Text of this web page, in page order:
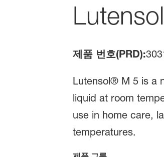
제품 번호(PRD):
Lutensol® M 5 is a
liquid at room
use in home care,
temperatures.